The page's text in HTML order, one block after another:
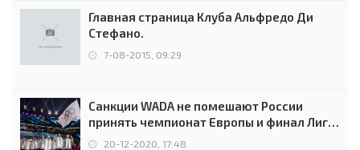
Главная страница Клуба Альфредо Ди
Стефано.
7-08-2015, 09:29
Санкции WADA не помешают России
принять чемпионат Европы и финал Лиги
чемпионов.
20-12-2020, 17:48